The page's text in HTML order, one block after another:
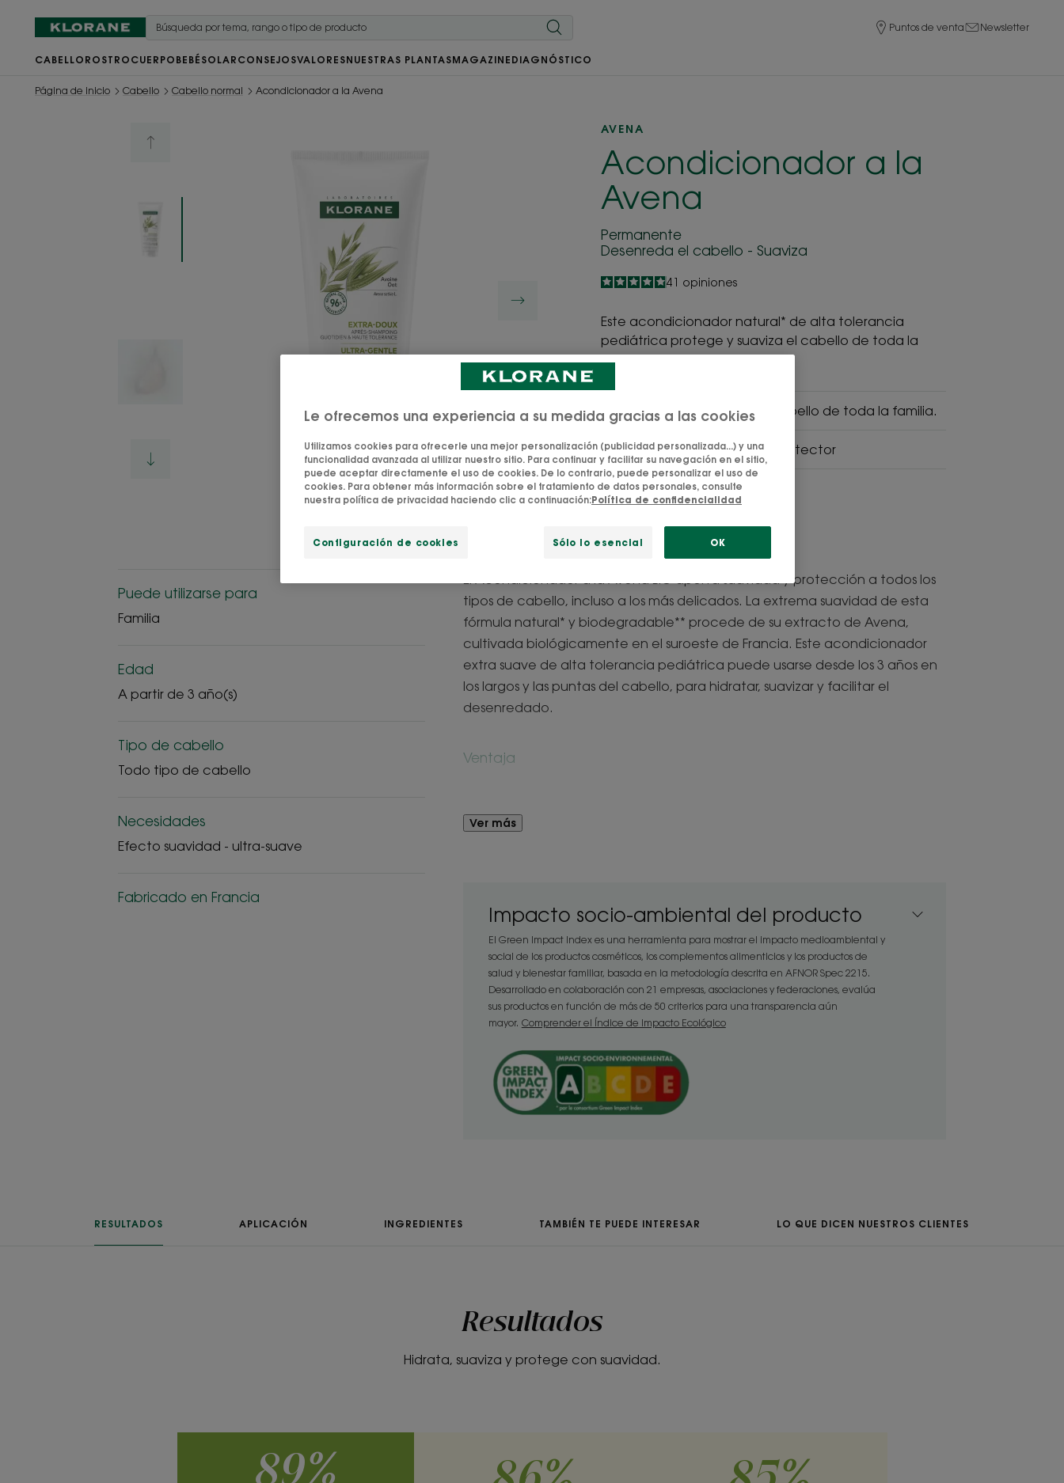
Puntos de venta Newsletter
CABELLO ROSTRO CUERPO BEBÉ SOLAR CONSEJOSVALORESNUESTRAS PLANTASMAGAZINE DIAGNÓSTICO
Página de inicio Cabello Cabello normal Acondicionador a la Avena
AVENA
Acondicionador a la
Avena
Permanente
Desenreda el cabello - Suaviza
4.9
/
5
41 opiniones
Este acondicionador natural* de alta tolerancia
pediátrica protege y suaviza el cabello de toda la
familia.
Desenreda suavemente el cabello de toda la familia.
Desenredante, suavizante, protector
Tubo Tubo
200ml
Puede utilizarse para
Familia
Edad
A partir de 3 año(s)
Tipo de cabello
Todo tipo de cabello
Necesidades
Efecto suavidad - ultra-suave
Fabricado en Francia
El Acondicionador a la Avena BIO aporta suavidad y protección a todos los
tipos de cabello, incluso a los más delicados. La extrema suavidad de esta
fórmula natural* y biodegradable** procede de su extracto de Avena,
cultivada biológicamente en el suroeste de Francia. Este acondicionador
extra suave de alta tolerancia pediátrica puede usarse desde los 3 años en
los largos y las puntas del cabello, para hidratar, suavizar y facilitar el
desenredado.
Ventaja
hidrata y protege todos los tipos de cabello.
- Alta tolerancia: este champú ha sido dermatológica y pediátricamente
testado y es ideal para los niños a partir de los 3 años.
- Suaviza: enriquecido con extracto de Avena BIO, suaviza, protege e
hidrata el cabello, proporcionándole una flexibilidad incomparable.
Textura
Bálsamo
Ver más
Impacto socio-ambiental del producto
El Green Impact Index es una herramienta para mostrar el impacto medioambiental y
social de los productos cosméticos, los complementos alimenticios y los productos de
salud y bienestar familiar, basada en la metodología descrita en AFNOR Spec 2215.
Desarrollado en colaboración con 21 empresas, asociaciones y federaciones, evalúa
sus productos en función de más de 50 criterios para una transparencia aún
mayor. Comprender el Índice de Impacto Ecológico
RESULTADOS APLICACIÓN INGREDIENTES TAMBIÉN TE PUEDE INTERESAR LO QUE DICEN NUESTROS CLIENTES
Resultados
Hidrata, suaviza y protege con suavidad.
89%
Le ofrecemos una experiencia a su medida gracias a las cookies
Utilizamos cookies para ofrecerle una mejor personalización (publicidad personalizada...) y una
funcionalidad avanzada al utilizar nuestro sitio. Para continuar y facilitar su navegación en el sitio,
puede aceptar directamente el uso de cookies. De lo contrario, puede personalizar el uso de
cookies. Para obtener más información sobre el tratamiento de datos personales, consulte
nuestra política de privacidad haciendo clic a continuación:Política de confidencialidad
Configuración de cookies Sólo lo esencial OK